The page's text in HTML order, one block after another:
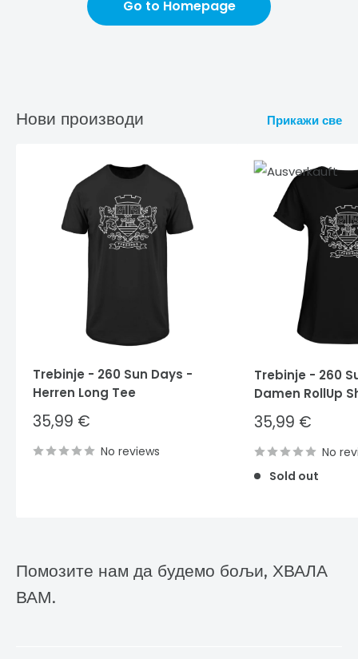
Go to Homepage
Нови производи Прикажи све
Trebinje - 260 Sun Days -
Herren Long Tee
Sale
price
35,99 €
No reviews
Trebinje - 260
Damen RollUp
Sale
price
35,99 €
No
Sold out
Помозите нам да будемо бољи, ХВАЛА
ВАМ.